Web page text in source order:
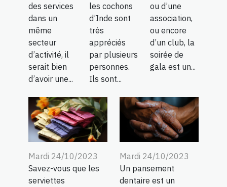
des services
dans un
même
secteur
d’activité, il
serait bien
d’avoir une...
les cochons
d’Inde sont
très
appréciés
par plusieurs
personnes.
Ils sont...
ou d’une
association,
ou encore
d’un club, la
soirée de
gala est un...
Mardi 24/10/2023
Savez-vous que les
serviettes
Mardi 24/10/2023
Un pansement
dentaire est un